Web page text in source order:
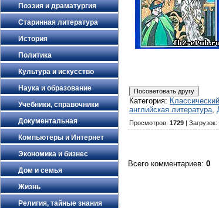
Поэзия и драматургия
Старинная литература
История
Политика
Культура и искусство
Наука и образование
Учебники, справочники
Документальная
Компьютеры и Интернет
Экономика и бизнес
Дом и семья
Жизнь
Религия, тайные знания
Категория:
английская литература,
Просмотров: 1729 | Загрузок:
Всего комментариев: 0